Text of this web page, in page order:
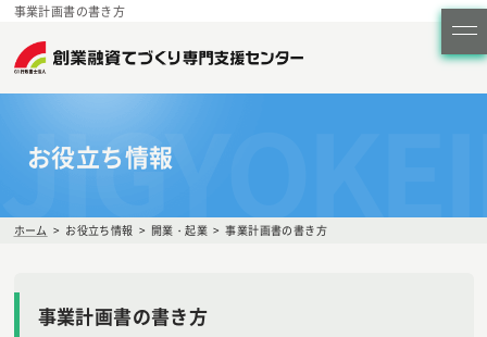
事業計画書の書き方
お役立ち情報
ホーム お役立ち情報 開業・起業 事業計画書の書き方
事業計画書の書き方